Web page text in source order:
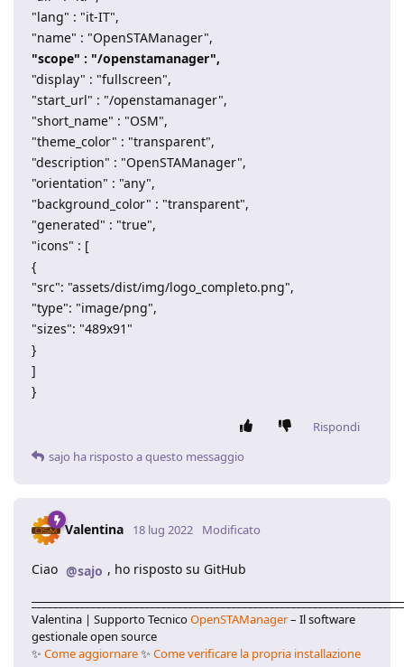
"lang" : "it-IT",
"name" : "OpenSTAManager",
"scope" : "/openstamanager",
"display" : "fullscreen",
"start_url" : "/openstamanager",
"short_name" : "OSM",
"theme_color" : "transparent",
"description" : "OpenSTAManager",
"orientation" : "any",
"background_color" : "transparent",
"generated" : "true",
"icons" : [
{
"src": "assets/dist/img/logo_completo.png",
"type": "image/png",
"sizes": "489x91"
}
]
}
Rispondi
sajo ha risposto a questo messaggio
Valentina 18 lug 2022 Modificato
Ciao @sajo , ho risposto su GitHub
Valentina | Supporto TecnicoOpenSTAManager– Il software
gestionale open source
✨ Come aggiornare✨ Come verificare la propria installazione